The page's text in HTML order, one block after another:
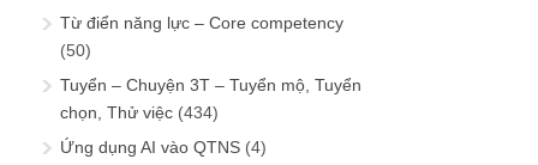
Từ điển năng lực – Core competency
(50)
Tuyển – Chuyện 3T – Tuyển mộ, Tuyển
chọn, Thử việc (434)
Ứng dụng AI vào QTNS (4)